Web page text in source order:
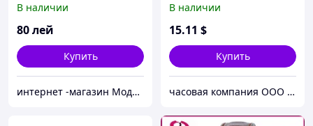
В наличии
80лей
Купить
интернет -магазин Модняшка
В наличии
15.11 $
Купить
часовая компания ООО ШИЦЗЕ